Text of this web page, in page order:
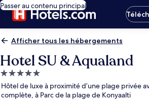
Passer au contenu principal
Afficher tous les hébergements
Hotel SU & Aqualand
Hébergement
5.0 étoiles
Hôtel de luxe à proximité d’une plage privée
complète, à Parc de la plage de Konyaalti